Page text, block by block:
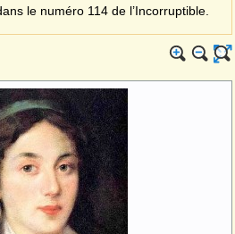
le numéro 114 de l’Incorruptible.